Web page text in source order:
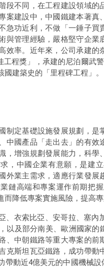
段不同，在工程建設領域
案建設中，中國鐵建本著
急功近利，不做「一錘子
與管理經驗，嚴格堅守企
效率。近年來，公司承建
工程獎」，承建的尼泊爾
建築史的「里程碑工程」。
制定基礎設施發展規劃，是
中國產品「走出去」的有
，增強規劃發展能力，科
，中國企業有意願，是建
外業主需求，適應行業發
鏈高端和專案運作前期把
降低專案實施風險，提高專
、衣索比亞、安哥拉、塞
以及部分南美、歐洲國家
、中朝鐵路等重大專案的
克斯坦瓦亞鐵路，成功帶
帶動近4億美元的中國機械